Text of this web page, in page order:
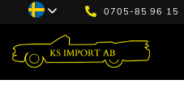
0705-85 96 15